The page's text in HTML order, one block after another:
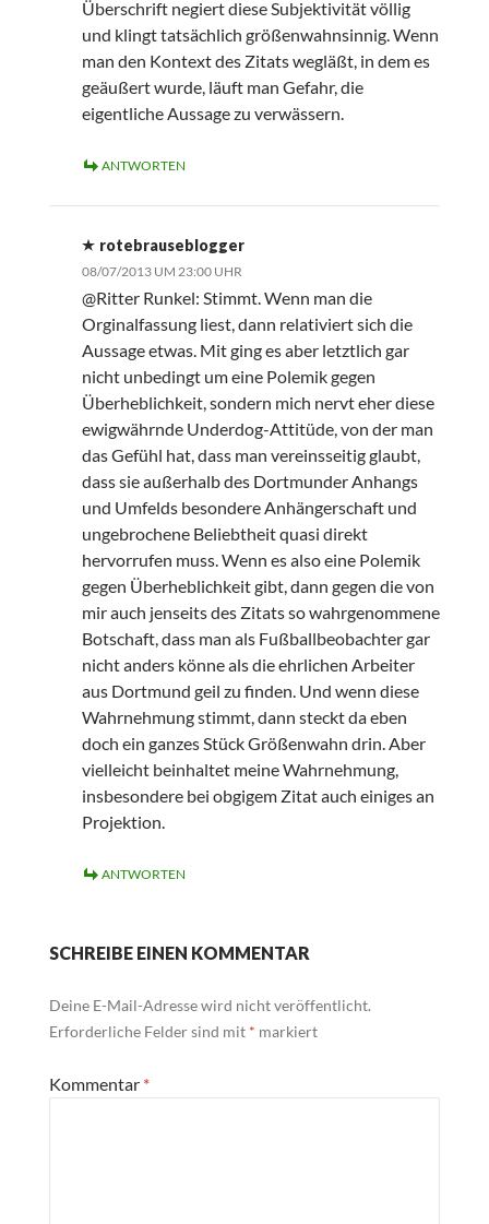
Überschrift negiert diese Subjektivität völlig
und klingt tatsächlich größenwahnsinnig. Wenn
man den Kontext des Zitats wegläßt, in dem es
geäußert wurde, läuft man Gefahr, die
eigentliche Aussage zu verwässern.
ANTWORTEN
rotebrauseblogger
08/07/2013 UM 23:00 UHR
@Ritter Runkel: Stimmt. Wenn man die
Orginalfassung liest, dann relativiert sich die
Aussage etwas. Mit ging es aber letztlich gar
nicht unbedingt um eine Polemik gegen
Überheblichkeit, sondern mich nervt eher diese
ewigwährnde Underdog-Attitüde, von der man
das Gefühl hat, dass man vereinsseitig glaubt,
dass sie außerhalb des Dortmunder Anhangs
und Umfelds besondere Anhängerschaft und
ungebrochene Beliebtheit quasi direkt
hervorrufen muss. Wenn es also eine Polemik
gegen Überheblichkeit gibt, dann gegen die von
mir auch jenseits des Zitats so wahrgenommene
Botschaft, dass man als Fußballbeobachter gar
nicht anders könne als die ehrlichen Arbeiter
aus Dortmund geil zu finden. Und wenn diese
Wahrnehmung stimmt, dann steckt da eben
doch ein ganzes Stück Größenwahn drin. Aber
vielleicht beinhaltet meine Wahrnehmung,
insbesondere bei obgigem Zitat auch einiges an
Projektion.
ANTWORTEN
SCHREIBE EINEN KOMMENTAR
Deine E-Mail-Adresse wird nicht veröffentlicht.
Erforderliche Felder sind mit * markiert
Kommentar *